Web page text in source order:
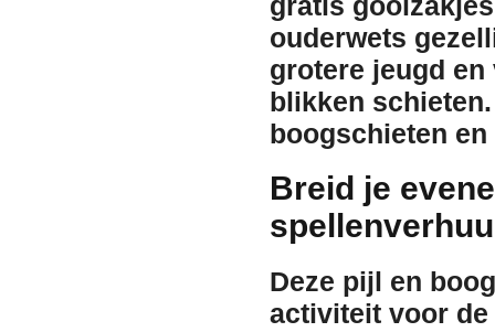
ouderwets
grotere jeugd
blikken
boogschieten
Breid je
Deze pijl en
activiteit voor de